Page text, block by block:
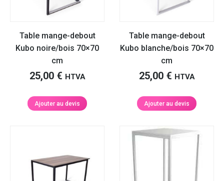
Table mange-debout
Kubo noire/bois 70×70
cm
25,00 € HTVA
Ajouter au devis
Table mange-debout
Kubo blanche/bois 70×70
cm
25,00 € HTVA
Ajouter au devis